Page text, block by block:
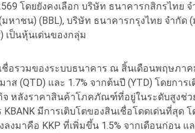
โดยยังคงเลือก บริษัท ธนาคารกสิกรไทย
มหาชน) (BBL), บริษัท ธนาคารกรุงไทย จำกั
เป็นหุ้นเด่นของกลุ่ม
เชื่อรวมของระบบธนาคาร ณ สิ้นเดือนพฤษภา
าส (QTD) และ 1.7% จากต้นปี (YTD) โดยก
จ หลังราคาสินค้าโภคภัณฑ์ที่อยู่ในระดับสูงช่ว
มีการเติบโตของสินเชื่อโดดเด่นที่สุด
ลงมาคือ KKP ที่เพิ่มขึ้น 1.5% จากเดือนก่อน